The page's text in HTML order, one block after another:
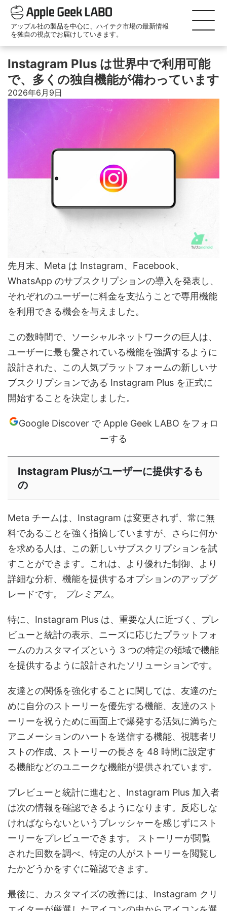
アップル社の製品を中心に、ハイテク市場の最新情報
を独自の視点でお届けしていきます。
Instagram Plus は世界中で利用可能
で、多くの独自機能が備わっています
2026年6月9日
先月末、Meta は Instagram、Facebook、
WhatsApp のサブスクリプションの導入を発表し、
それぞれのユーザーに料金を支払うことで専用機能
を利用できる機会を与えました。
この数時間で、ソーシャルネットワークの巨人は、
ユーザーに最も愛されている機能を強調するように
設計された、この人気プラットフォームの新しいサ
ブスクリプションである Instagram Plus を正式に
開始することを決定しました。
Google Discover で Apple Geek LABO をフォロ
ーする
Instagram Plusがユーザーに提供するも
の
Meta チームは、Instagram は変更されず、常に無
料であることを強く指摘していますが、さらに何か
を求める人は、この新しいサブスクリプションを試
すことができます。これは、より優れた制御、より
詳細な分析、機能を提供するオプションのアップグ
レードです。
プレミアム。
特に、Instagram Plus は、重要な人に近づく、プレ
ビューと統計の表示、ニーズに応じたプラットフォ
ームのカスタマイズという 3 つの特定の領域で機能
を提供するように設計されたソリューションです。
友達との関係を強化することに関しては、友達のた
めに自分のストーリーを優先する機能、友達のスト
ーリーを祝うために画面上で爆発する活気に満ちた
アニメーションのハートを送信する機能、視聴者リ
ストの作成、ストーリーの長さを 48 時間に設定す
る機能などのユニークな機能が提供されています。
プレビューと統計に進むと、Instagram Plus 加入者
は次の情報を確認できるようになります。 反応しな
ければならないというプレッシャーを感じずにスト
ーリーをプレビューできます。
ストーリーが閲覧
された回数を調べ、特定の人がストーリーを閲覧し
たかどうかをすぐに確認できます。
最後に、カスタマイズの改善には、Instagram クリ